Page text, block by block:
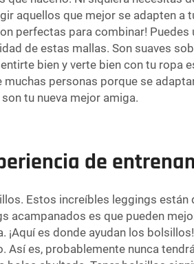
aquellos que mejor se adapten a
perfectas para combinar!
de estas mallas. Son suaves
bien y verte bien con tu ropa
personas porque se
tu nueva mejor amiga.
de
Estos increíbles leggings están
acampanados es que pueden
es donde ayudan los
Así es, probablemente nunca